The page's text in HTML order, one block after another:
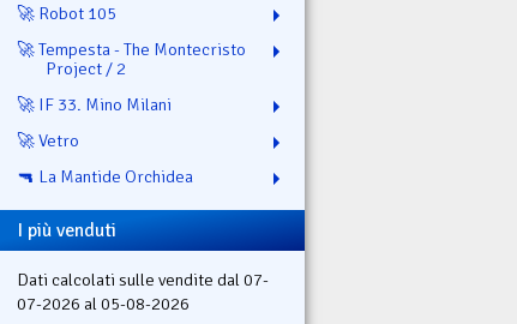
🚀 Robot 105
🚀 Tempesta - The Montecristo
Project / 2
🚀 IF 33. Mino Milani
🚀 Vetro
🔫 La Mantide Orchidea
I più venduti
Dati calcolati sulle vendite dal 07-
07-2026 al 05-08-2026